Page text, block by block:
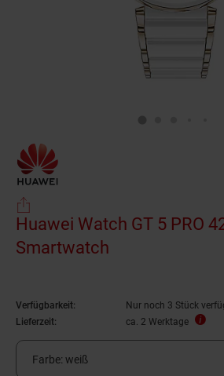
Huawei Watch GT 5 PRO
Smartwatch
Verfügbarkeit:
Nur noch 3 Stück
Lieferzeit:
ca. 2 Werktage
Farbe: weiß